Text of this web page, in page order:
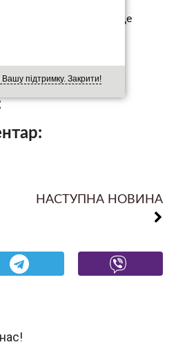
Вашу підтримку. Закрити!
Під час навчань буде
НАСТУПНА НОВИНА
Поділитися